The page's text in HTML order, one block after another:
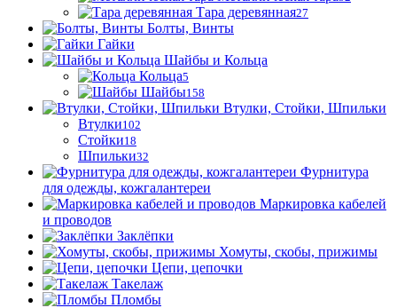
Тара деревянная27
Болты, Винты
Гайки
Шайбы и Кольца
Кольца5
Шайбы158
Втулки, Стойки, Шпильки
Втулки102
Стойки18
Шпильки32
Фурнитура
для одежды, кожгалантереи
Маркировка кабелей
и проводов
Заклёпки
Хомуты, скобы, прижимы
Цепи, цепочки
Такелаж
Пломбы